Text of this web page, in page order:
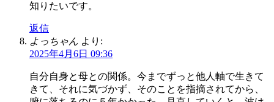
知りたいです。
返信
よっちゃん より:
2025年4月6日 09:36
自分自身と母との関係。今までずっと他人軸で生きて
きて、それに気づかず、そのことを指摘されてから、